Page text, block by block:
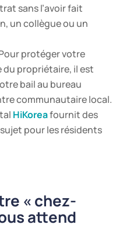
sans l’avoir fait
un collègue ou un
protéger votre
propriétaire, il est
bail au bureau
communautaire local.
HiKoreafournit des
pour les résidents
« chez-
attend